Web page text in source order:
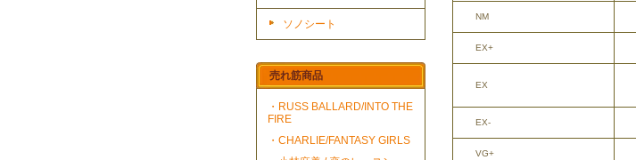
ソノシート
売れ筋商品
・RUSS BALLARD/INTO THE
FIRE
・CHARLIE/FANTASY GIRLS
NM
EX+
EX
EX-
VG+